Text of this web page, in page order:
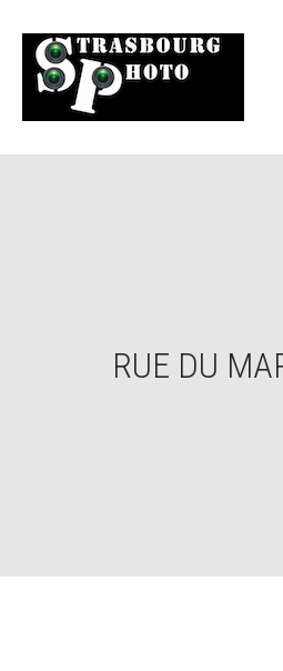
RUE DU